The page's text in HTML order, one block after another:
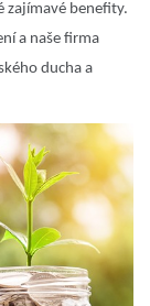
zajímavé benefity.
a naše firma
ducha a